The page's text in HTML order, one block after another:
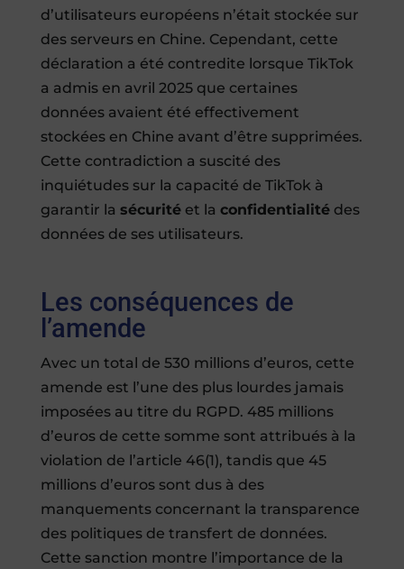
d’utilisateurs européens n’était stockée sur
des serveurs en Chine. Cependant, cette
déclaration a été contredite lorsque TikTok
a admis en avril 2025 que certaines
données avaient été effectivement
stockées en Chine avant d’être supprimées.
Cette contradiction a suscité des
inquiétudes sur la capacité de TikTok à
garantir la sécuritéet la confidentialitédes
données de ses utilisateurs.
Les conséquences de
l’amende
Avec un total de 530 millions d’euros, cette
amende est l’une des plus lourdes jamais
imposées au titre du RGPD. 485 millions
d’euros de cette somme sont attribués à la
violation de l’article 46(1), tandis que 45
millions d’euros sont dus à des
manquements concernant la transparence
des politiques de transfert de données.
Cette sanction montre l’importance de la